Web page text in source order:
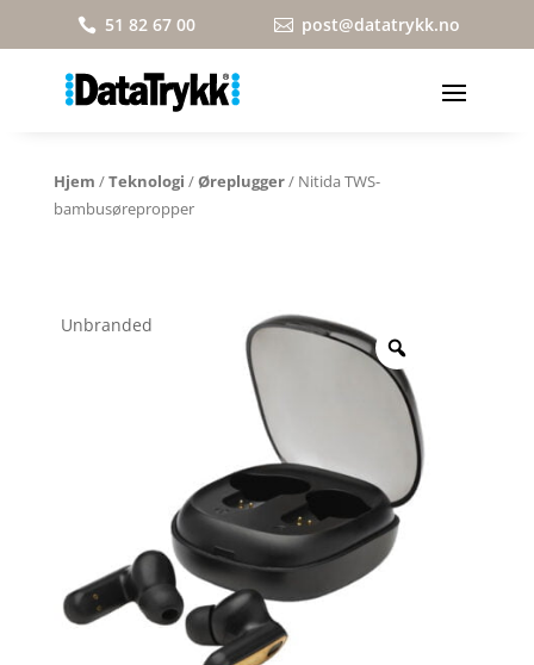
 51 82 67 00  post@datatrykk.no
Hjem /Teknologi /Øreplugger/ Nitida TWS-
bambusørepropper
Unbranded